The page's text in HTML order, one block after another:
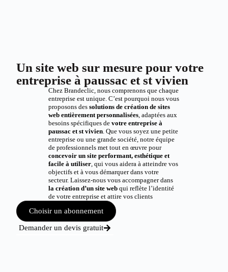
Un site web sur mesure pour votre
entreprise à paussac et st vivien
Chez Brandeclic, nous comprenons que chaque
entreprise est unique. C’est pourquoi nous vous
proposons des solutions de création de sites
web entièrement personnalisées, adaptées aux
besoins spécifiques de votre entreprise à
paussac et st vivien. Que vous soyez une petite
entreprise ou une grande société, notre équipe
de professionnels met tout en œuvre pour
concevoir un site performant, esthétique et
facile à utiliser, qui vous aidera à atteindre vos
objectifs et à vous démarquer dans votre
secteur. Laissez-nous vous accompagner dans
la création d’un site webqui reflète l’identité
de votre entreprise et attire vos clients
Choisir un abonnement
Demander un devis gratuit